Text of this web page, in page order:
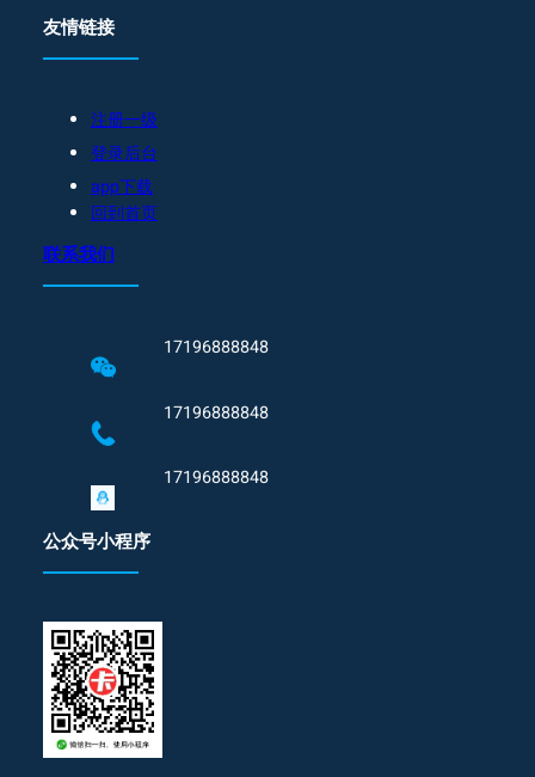
友情链接
注册一级
登录后台
app下载
回到首页
联系我们
17196888848
17196888848
17196888848
公众号小程序